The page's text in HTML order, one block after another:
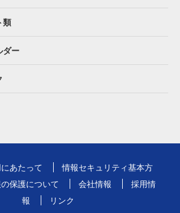
類
ダー
あたって
情報セキュリティ基本方
保護について 会社情報
採用情
報
リンク